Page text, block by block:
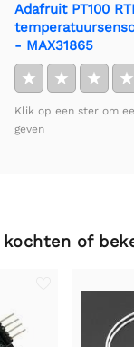
Adafruit PT100
- MAX31865
★ ★ ★ ★
Klik op een ster om
geven
of